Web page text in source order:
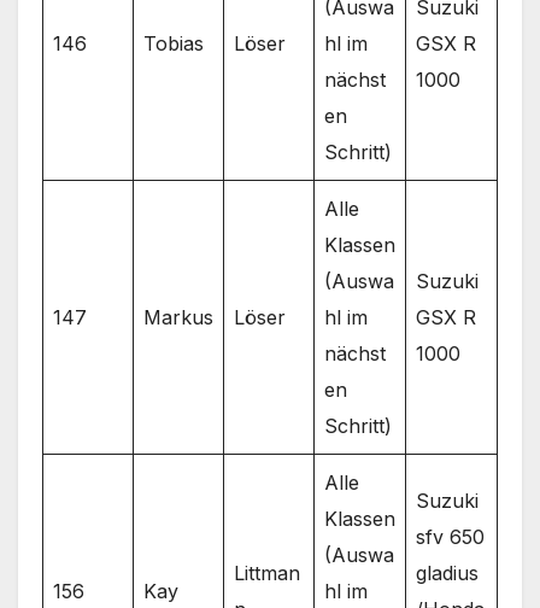
146 Tobias Löser
(Auswa
hl im
nächst
en
Schritt)
Suzuki
GSX R
1000
147 Markus Löser
Alle
Klassen
(Auswa
hl im
nächst
en
Schritt)
Suzuki
GSX R
1000
156 Kay
Littman
Alle
Klassen
(Auswa
hl im
Suzuki
sfv 650
gladius